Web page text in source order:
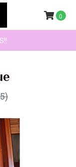
0